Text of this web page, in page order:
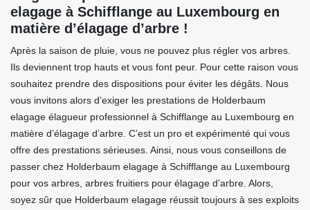
elagage à Schifflange au Luxembourg en
matière d’élagage d’arbre !
Après la saison de pluie, vous ne pouvez plus régler vos arbres.
Ils deviennent trop hauts et vous font peur. Pour cette raison vous
souhaitez prendre des dispositions pour éviter les dégâts. Nous
vous invitons alors d’exiger les prestations de Holderbaum
elagage élagueur professionnel à Schifflange au Luxembourg en
matière d’élagage d’arbre. C’est un pro et expérimenté qui vous
offre des prestations sérieuses. Ainsi, nous vous conseillons de
passer chez Holderbaum elagage à Schifflange au Luxembourg
pour vos arbres, arbres fruitiers pour élagage d’arbre. Alors,
soyez sûr que Holderbaum elagage réussit toujours à ses exploits